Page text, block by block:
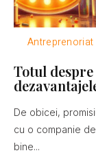
Antreprenoriat
Totul
De obicei,
cu o companie
bine...